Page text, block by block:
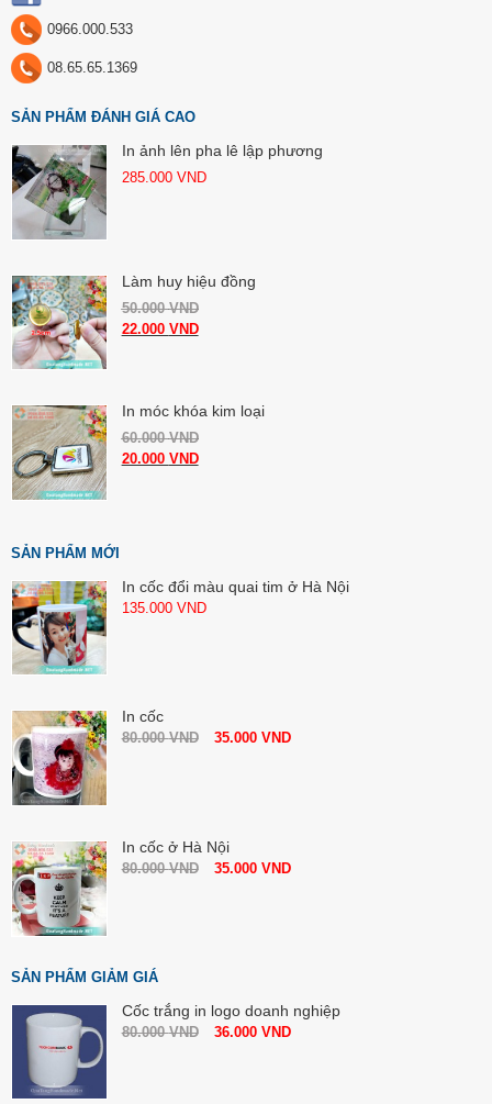
0966.000.533
08.65.65.1369
SẢN PHẨM ĐÁNH GIÁ CAO
In ảnh lên pha lê lập phương
285.000 VND
Làm huy hiệu đồng
50.000VND
22.000 VND
In móc khóa kim loại
60.000VND
20.000 VND
SẢN PHẨM MỚI
In cốc đổi màu quai tim ở Hà Nội
135.000 VND
In cốc
80.000VND 35.000 VND
In cốc ở Hà Nội
80.000VND 35.000 VND
SẢN PHẨM GIẢM GIÁ
Cốc trắng in logo doanh nghiệp
80.000VND 36.000 VND